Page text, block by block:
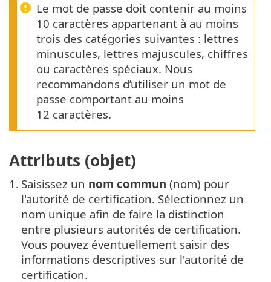
Le mot de passe doit contenir au moins
10 caractères appartenant à au moins
trois des catégories suivantes : lettres
minuscules, lettres majuscules, chiffres
ou caractères spéciaux. Nous
recommandons d’utiliser un mot de
passe comportant au moins
12 caractères.
Attributs (objet)
1. Saisissez un nom commun (nom) pour
l'autorité de certification. Sélectionnez un
nom unique afin de faire la distinction
entre plusieurs autorités de certification.
Vous pouvez éventuellement saisir des
informations descriptives sur l'autorité de
certification.